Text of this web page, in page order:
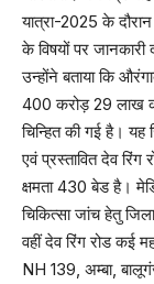
यात्रा-2025 के
के विषयों पर जानकारी
उन्होंने बताया कि
400 करोड़ 29 लाख
चिन्हित की गई है।
एवं प्रस्तावित देव
क्षमता 430 बेड है।
चिकित्सा जांच हेतु
वहीं देव रिंग रोड कई
NH 139, अम्बा,